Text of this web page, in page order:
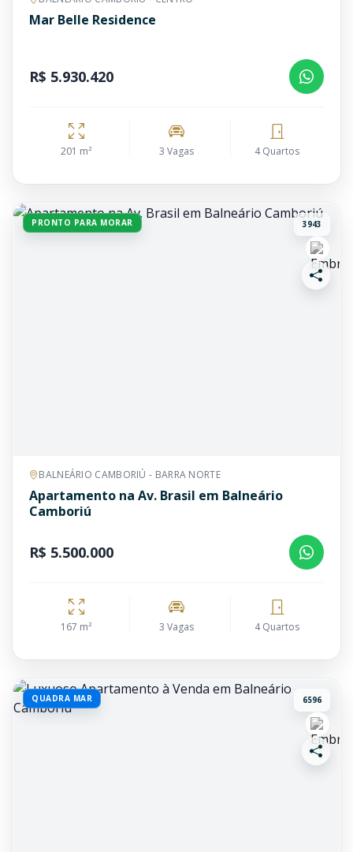
Mar Belle Residence
R$ 5.930.420
201 m² 3 Vagas 4 Quartos
PRONTO PARA MORAR 3943
BALNEÁRIO CAMBORIÚ - BARRA NORTE
Apartamento na Av. Brasil em Balneário
Camboriú
R$ 5.500.000
167 m² 3 Vagas 4 Quartos
QUADRA MAR 6596